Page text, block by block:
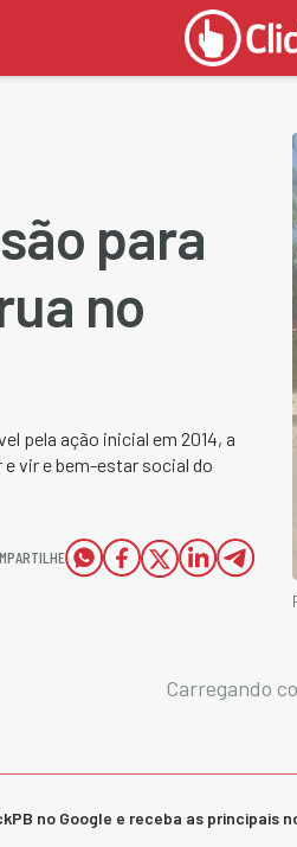
para
no
pela ação inicial em 2014, a
e vir e bem-estar social do
Carregando
no Google e receba as principais